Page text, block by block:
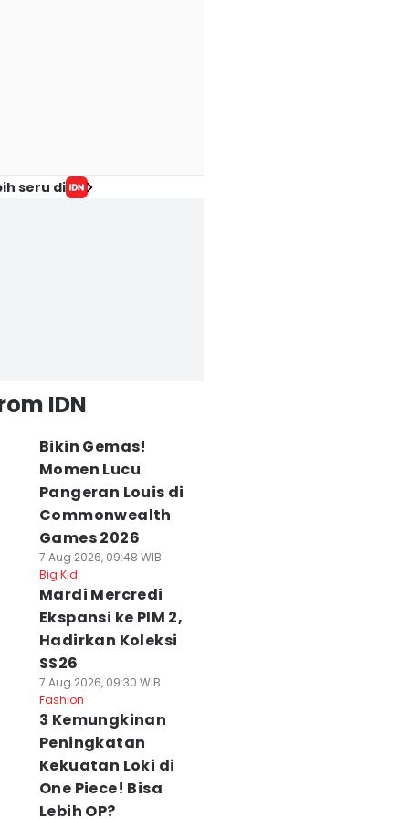
seru di
IDN
Bikin Gemas!
Momen Lucu
Pangeran Louis di
Commonwealth
Games 2026
7 Aug 2026, 09:48 WIB
Big Kid
Mardi Mercredi
Ekspansi ke PIM 2,
Hadirkan Koleksi
SS26
7 Aug 2026, 09:30 WIB
Fashion
3 Kemungkinan
Peningkatan
Kekuatan Loki di
One Piece! Bisa
Lebih OP?